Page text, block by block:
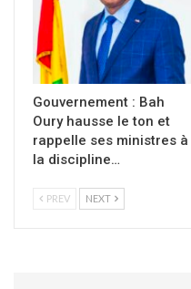
Gouvernement : Bah
Oury hausse le ton et
rappelle ses ministres à
la discipline…
PREV NEXT